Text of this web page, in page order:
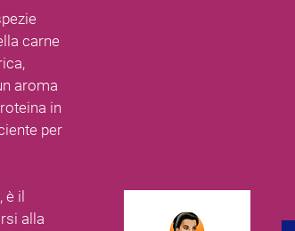
carne
aroma
in
per
il
alla